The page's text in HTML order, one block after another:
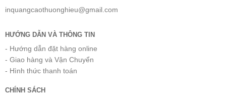
inquangcaothuonghieu@gmail.com
HƯỚNG DẪN VÀ THÔNG TIN
- Hướng dẫn đặt hàng online
- Giao hàng và Vận Chuyển
- Hình thức thanh toán
CHÍNH SÁCH